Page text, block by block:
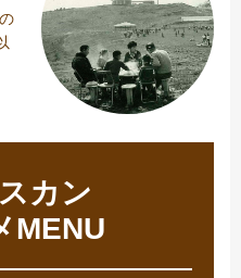
カン
MENU